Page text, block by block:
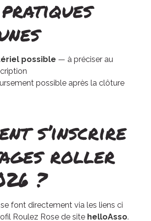
possible — à préciser au
possible après la clôture
s’inscrire
roller
?
font directement via les liens ci
Roulez Rose de site helloAsso.